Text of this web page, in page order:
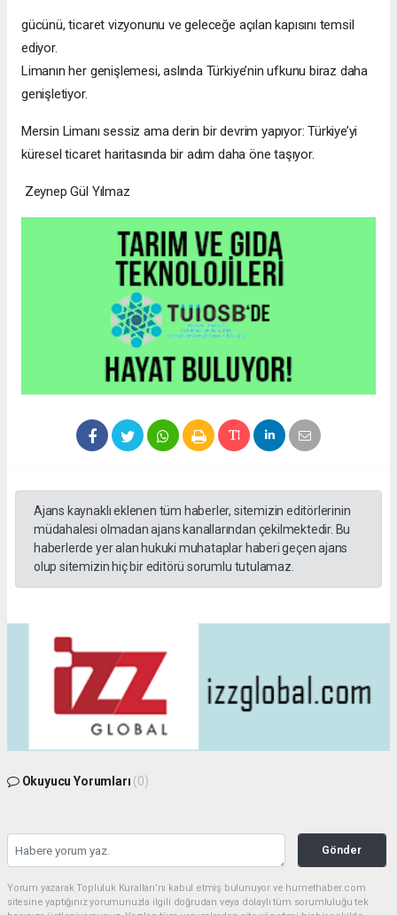
gücünü, ticaret vizyonunu ve geleceğe açılan kapısını temsil
ediyor.
Limanın her genişlemesi, aslında Türkiye’nin ufkunu biraz daha
genişletiyor.
Mersin Limanı sessiz ama derin bir devrim yapıyor: Türkiye’yi
küresel ticaret haritasında bir adım daha öne taşıyor.
Zeynep Gül Yılmaz
Ajans kaynaklı eklenen tüm haberler, sitemizin editörlerinin
müdahalesi olmadan ajans kanallarından çekilmektedir. Bu
haberlerde yer alan hukuki muhataplar haberi geçen ajans
olup sitemizin hiç bir editörü sorumlu tutulamaz.
Okuyucu Yorumları (0)
Gönder
Yorum yazarak Topluluk Kuralları’nı kabul etmiş bulunuyor ve hurnethaber.com
sitesine yaptığınız yorumunuzla ilgili doğrudan veya dolaylı tüm sorumluluğu tek